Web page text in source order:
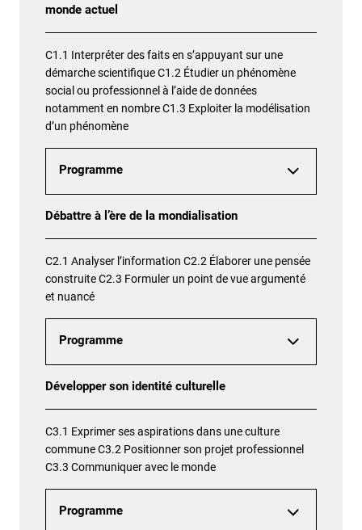
monde actuel
C1.1 Interpréter des faits en s’appuyant sur une
démarche scientifique C1.2 Étudier un phénomène
social ou professionnel à l’aide de données
notamment en nombre C1.3 Exploiter la modélisation
d’un phénomène
Programme
Débattre à l’ère de la mondialisation
C2.1 Analyser l’information C2.2 Élaborer une pensée
construite C2.3 Formuler un point de vue argumenté
et nuancé
Programme
Développer son identité culturelle
C3.1 Exprimer ses aspirations dans une culture
commune C3.2 Positionner son projet professionnel
C3.3 Communiquer avec le monde
Programme